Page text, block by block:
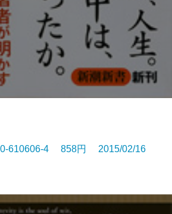
610606-4 858円 2015/02/16